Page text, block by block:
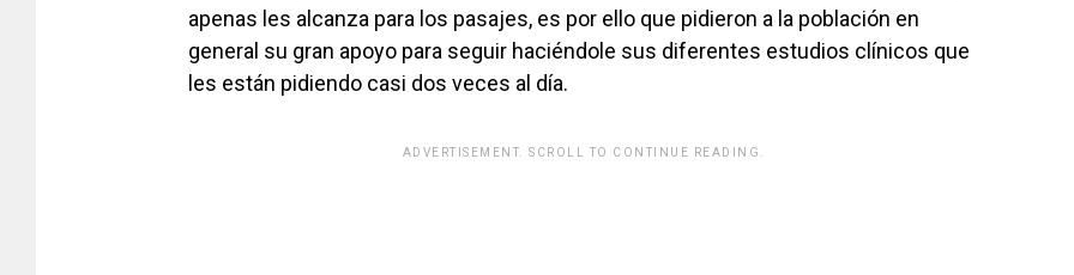
apenas les alcanza para los pasajes, es por ello que pidieron a la población en
general su gran apoyo para seguir haciéndole sus diferentes estudios clínicos que
les están pidiendo casi dos veces al día.
ADVERTISEMENT. SCROLL TO CONTINUE READING.